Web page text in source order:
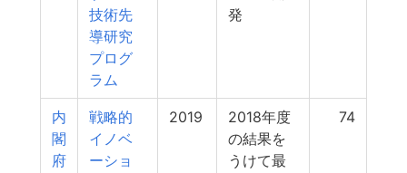
技術先
導研究
プログ
ラム
発
内
閣
府
戦略的
イノベ
ーショ
2019
2018年度
の結果を
うけて最
74